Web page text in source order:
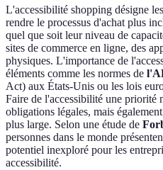
L'accessibilité shopping désigne
rendre le processus d'achat plus
quel que soit leur niveau de
sites de commerce en ligne, des
physiques. L'importance de
éléments comme les normes de
Act) aux États-Unis ou les lois
Faire de l'accessibilité une priorité
obligations légales, mais
plus large. Selon une étude de
personnes dans le monde
potentiel inexploré pour les
accessibilité.